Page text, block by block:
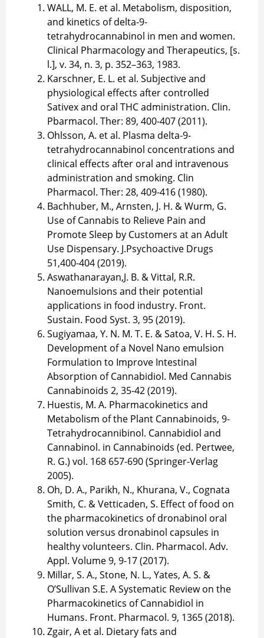
WALL, M. E. et al. Metabolism, disposition,
and kinetics of delta-9-
tetrahydrocannabinol in men and women.
Clinical Pharmacology and Therapeutics, [s.
l.], v. 34, n. 3, p. 352–363, 1983.
Karschner, E. L. et al. Subjective and
physiological effects after controlled
Sativex and oral THC administration. Clin.
Pbarmacol. Ther: 89, 400-407 (2011).
Ohlsson, A. et al. Plasma delta-9-
tetrahydrocannabinol concentrations and
clinical effects after oral and intravenous
administration and smoking. Clin
Pharmacol. Ther: 28, 409-416 (1980).
Bachhuber, M., Arnsten, J. H. & Wurm, G.
Use of Cannabis to Relieve Pain and
Promote Sleep by Customers at an Adult
Use Dispensary. J.Psychoactive Drugs
51,400-404 (2019).
Aswathanarayan,J. B. & Vittal, R.R.
Nanoemulsions and their potential
applications in food industry. Front.
Sustain. Food Syst. 3, 95 (2019).
Sugiyamaa, Y. N. M. T. E. & Satoa, V. H. S. H.
Development of a Novel Nano emulsion
Formulation to Improve Intestinal
Absorption of Cannabidiol. Med Cannabis
Cannabinoids 2, 35-42 (2019).
Huestis, M. A. Pharmacokinetics and
Metabolism of the Plant Cannabinoids, 9-
Tetrahydrocannibinol. Cannabidiol and
Cannabinol. in Cannabinoids (ed. Pertwee,
R. G.) vol. 168 657-690 (Springer-Verlag
2005).
Oh, D. A., Parikh, N., Khurana, V., Cognata
Smith, C. & Vetticaden, S. Effect of food on
the pharmacokinetics of dronabinol oral
solution versus dronabinol capsules in
healthy volunteers. Clin. Pharmacol. Adv.
Appl. Volume 9, 9-17 (2017).
Millar, S. A., Stone, N. L., Yates, A. S. &
O’Sullivan S.E. A Systematic Review on the
Pharmacokinetics of Cannabidiol in
Humans. Front. Pharmacol. 9, 1365 (2018).
Zgair, A et al. Dietary fats and